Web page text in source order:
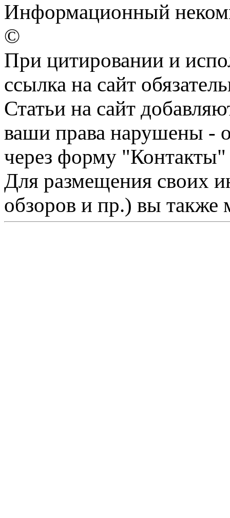
Информационный
©
При цитировании и
ссылка на сайт
Статьи на сайт
ваши права нарушены -
через форму "Контакты"
Для размещения своих
обзоров и пр.) вы также